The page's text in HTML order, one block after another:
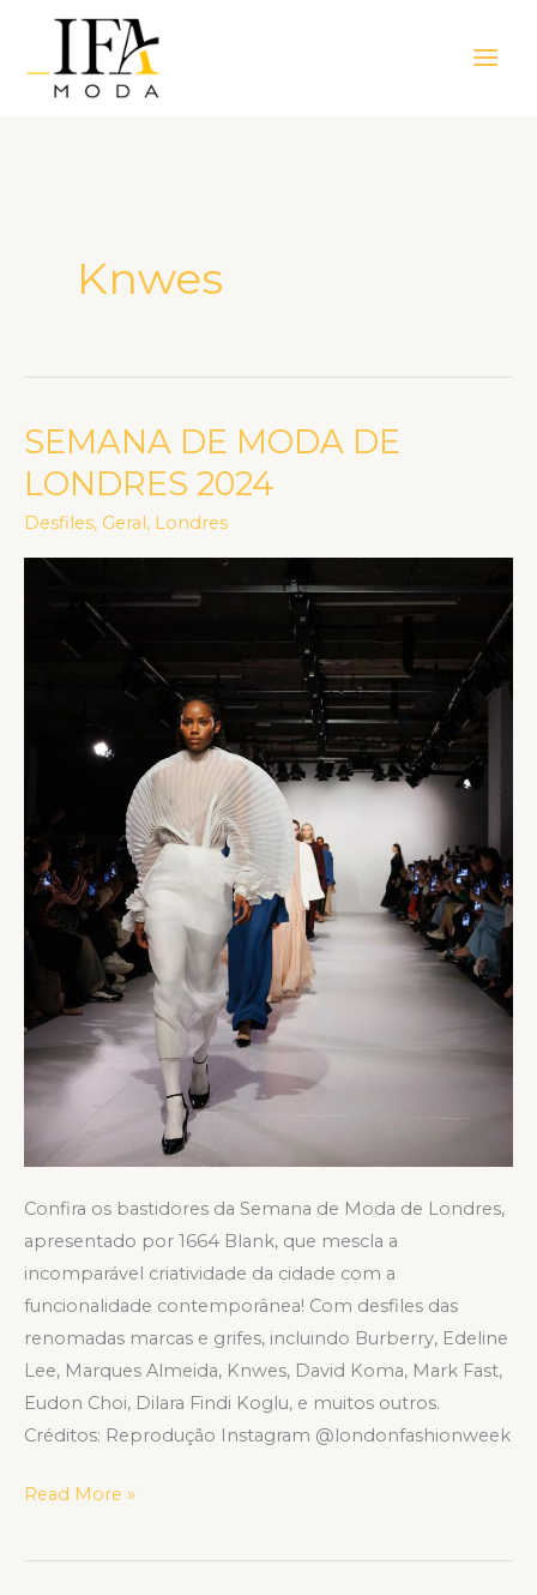
Menu
Knwes
SEMANA DE MODA DE
LONDRES 2024
Desfiles, Geral , Londres
Confira os bastidores da Semana de Moda de Londres,
apresentado por 1664 Blank, que mescla a
incomparável criatividade da cidade com a
funcionalidade contemporânea! Com desfiles das
renomadas marcas e grifes, incluindo Burberry, Edeline
Lee, Marques Almeida, Knwes, David Koma, Mark Fast,
Eudon Choi, Dilara Findi Koglu, e muitos outros.
Créditos: Reprodução Instagram @londonfashionweek
SEMANA
DE
MODA
DE
LONDRES
Read More »